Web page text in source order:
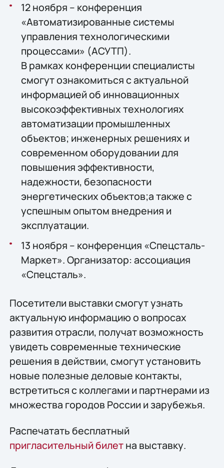
12 ноября – конференция
«Автоматизированные системы
управления технологическими
процессами» (АСУТП).
В рамках конференции специалисты
смогут ознакомиться с актуальной
информацией об инновационных
высокоэффективных технологиях
автоматизации промышленных
объектов; инженерных решениях и
современном оборудовании для
повышения эффективности,
надежности, безопасности
энергетических объектов;а также с
успешным опытом внедрения и
эксплуатации.
13 ноября – конференция «Спецсталь-
Маркет». Организатор: ассоциация
«Спецсталь».
Посетители выставки смогут узнать
актуальную информацию о вопросах
развития отрасли, получат возможность
увидеть современные технические
решения в действии, смогут установить
новые полезные деловые контакты,
встретиться с коллегами и партнерами из
множества городов России и зарубежья.
Распечатать бесплатный
пригласительный билетна выставку.